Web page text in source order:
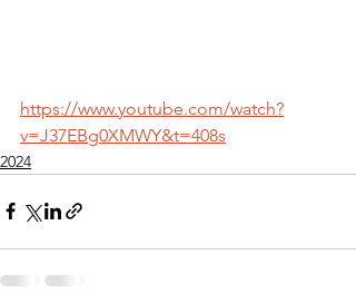
https://www.youtube.com/watch?
v=J37EBg0XMWY&t=408s
2024